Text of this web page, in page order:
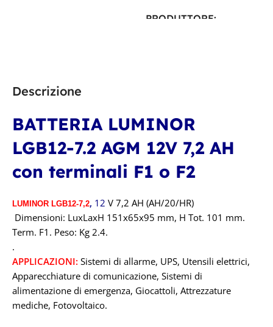
Descrizione
BATTERIA LUMINOR
LGB12-7.2 AGM 12V 7,2 AH
con terminali F1 o F2
LUMINOR LGB12-7,2, 12 V 7,2 AH (AH/20/HR)
Dimensioni: LuxLaxH 151x65x95 mm, H Tot. 101 mm.
Term. F1. Peso: Kg 2.4.
.
APPLICAZIONI: Sistemi di allarme, UPS, Utensili elettrici,
Apparecchiature di comunicazione, Sistemi di
alimentazione di emergenza, Giocattoli, Attrezzature
mediche, Fotovoltaico.
PRODUTTORE
CAPACITÀ IN AH